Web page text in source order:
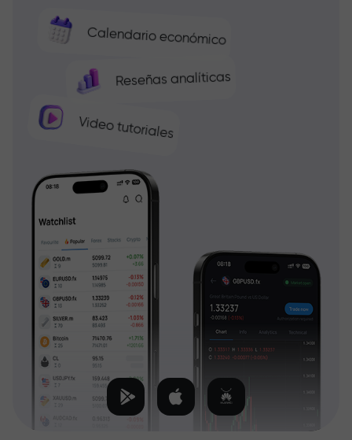
Calendario económico
Reseñas analíticas
Video tutoriales